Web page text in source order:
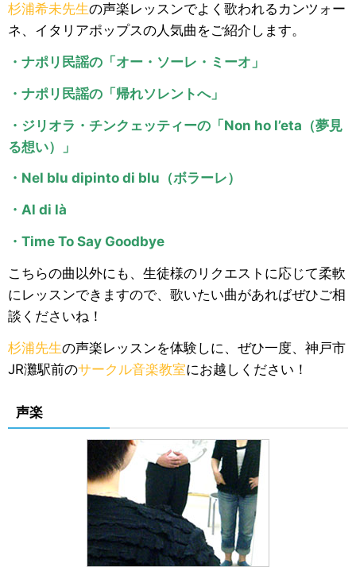
杉浦希未先生の声楽レッスンでよく歌われるカンツォー
ネ、イタリアポップスの人気曲をご紹介します。
・ナポリ民謡の「オー・ソーレ・ミーオ」
・ナポリ民謡の「帰れソレントへ」
・ジリオラ・チンクェッティーの「Non ho l’eta（夢見
る想い）」
・Nel blu dipinto di blu（ボラーレ）
・Al di là
・Time To Say Goodbye
こちらの曲以外にも、生徒様のリクエストに応じて柔軟
にレッスンできますので、歌いたい曲があればぜひご相
談くださいね！
杉浦先生の声楽レッスンを体験しに、ぜひ一度、神戸市
JR灘駅前のサークル音楽教室にお越しください！
声楽